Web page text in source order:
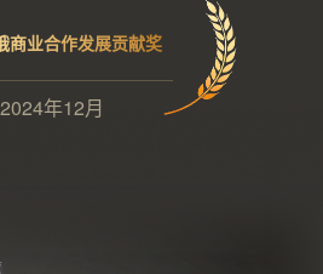
商业合作发展贡献奖
2024年12月